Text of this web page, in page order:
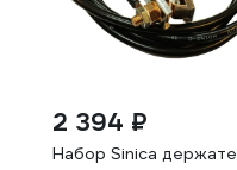
2 394 ₽
Набор Sinica